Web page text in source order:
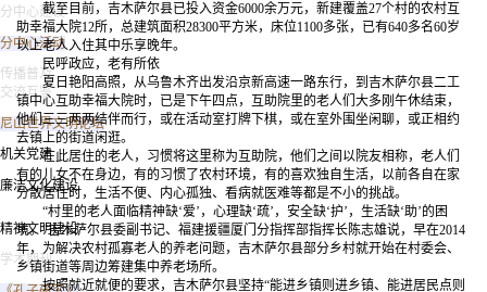
分中心建设
分中心活动
传播普及
交流互鉴
尼山世界文明论坛
机关党建
廉洁文化建设
精神文明建设
学术期刊
截至目前，吉木萨尔县已投入资金6000余万元，新建覆盖27个村的农村互
助幸福大院12所，总建筑面积28300平方米，床位1100多张，已有640多名60岁
以上老人入住其中乐享晚年。
民呼政应，老有所依
夏日艳阳高照，从乌鲁木齐出发沿京新高速一路东行，到吉木萨尔县二工
镇中心互助幸福大院时，已是下午四点，互助院里的老人们大多刚午休结束，
他们三三两两结伴而行，或在活动室打牌下棋，或在室外围坐闲聊，或正相约
去镇上的街道闲逛。
在此居住的老人，习惯将这里称为互助院，他们之间以院友相称，老人们
有的儿女不在身边，有的习惯了农村环境，有的喜欢独自生活，以前各自在家
分散居住时，生活不便、内心孤独、看病就医难等都是不小的挑战。
“村里的老人面临精神缺‘爱’，心理缺‘疏’，安全缺‘护’，生活缺‘助’的困
境。”吉木萨尔县委副书记、福建援疆厦门分指挥部指挥长陈志雄说，早在2014
年，为解决农村孤寡老人的养老问题，吉木萨尔县部分乡村就开始在村委会、
乡镇街道等周边筹建集中养老场所。
按照就近就便的要求，吉木萨尔县坚持“能进乡镇则进乡镇、能进居民点则